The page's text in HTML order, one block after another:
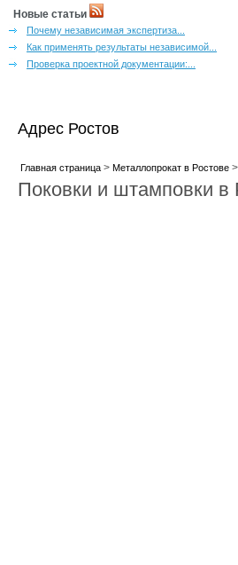
Новые статьи
Почему независимая экспертиза...
Как применять результаты независимой...
Проверка проектной документации:...
Адрес Ростов
Главная страница> Металлопрокат в Ростове>
Поковки и штамповки в